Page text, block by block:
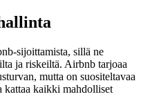
sijoittamista, sillä ne
ja riskeiltä. Airbnb tarjoaa
mutta on suositeltavaa
kattaa kaikki mahdolliset